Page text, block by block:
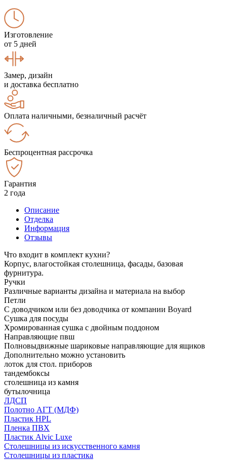
Изготовление
от 5 дней
Замер, дизайн
и доставка бесплатно
Оплата наличными, безналичный расчёт
Беспроцентная рассрочка
Гарантия
2 года
Описание
Отделка
Информация
Отзывы
Что входит в комплект кухни?
Корпус, влагостойкая столешница, фасады, базовая
фурнитура.
Ручки
Различные варианты дизайна и материала на выбор
Петли
С доводчиком или без доводчика от компании Boyard
Сушка для посуды
Хромированная сушка с двойным поддоном
Направляющие пвш
Полновыдвижные шариковые направляющие для ящиков
Дополнительно можно установить
лоток для стол. приборов
тандембоксы
столешница из камня
бутылочница
ЛДСП
Полотно АГТ (МДФ)
Пластик HPL
Пленка ПВХ
Пластик Alvic Luxe
Столешницы из искусственного камня
Столешницы из пластика